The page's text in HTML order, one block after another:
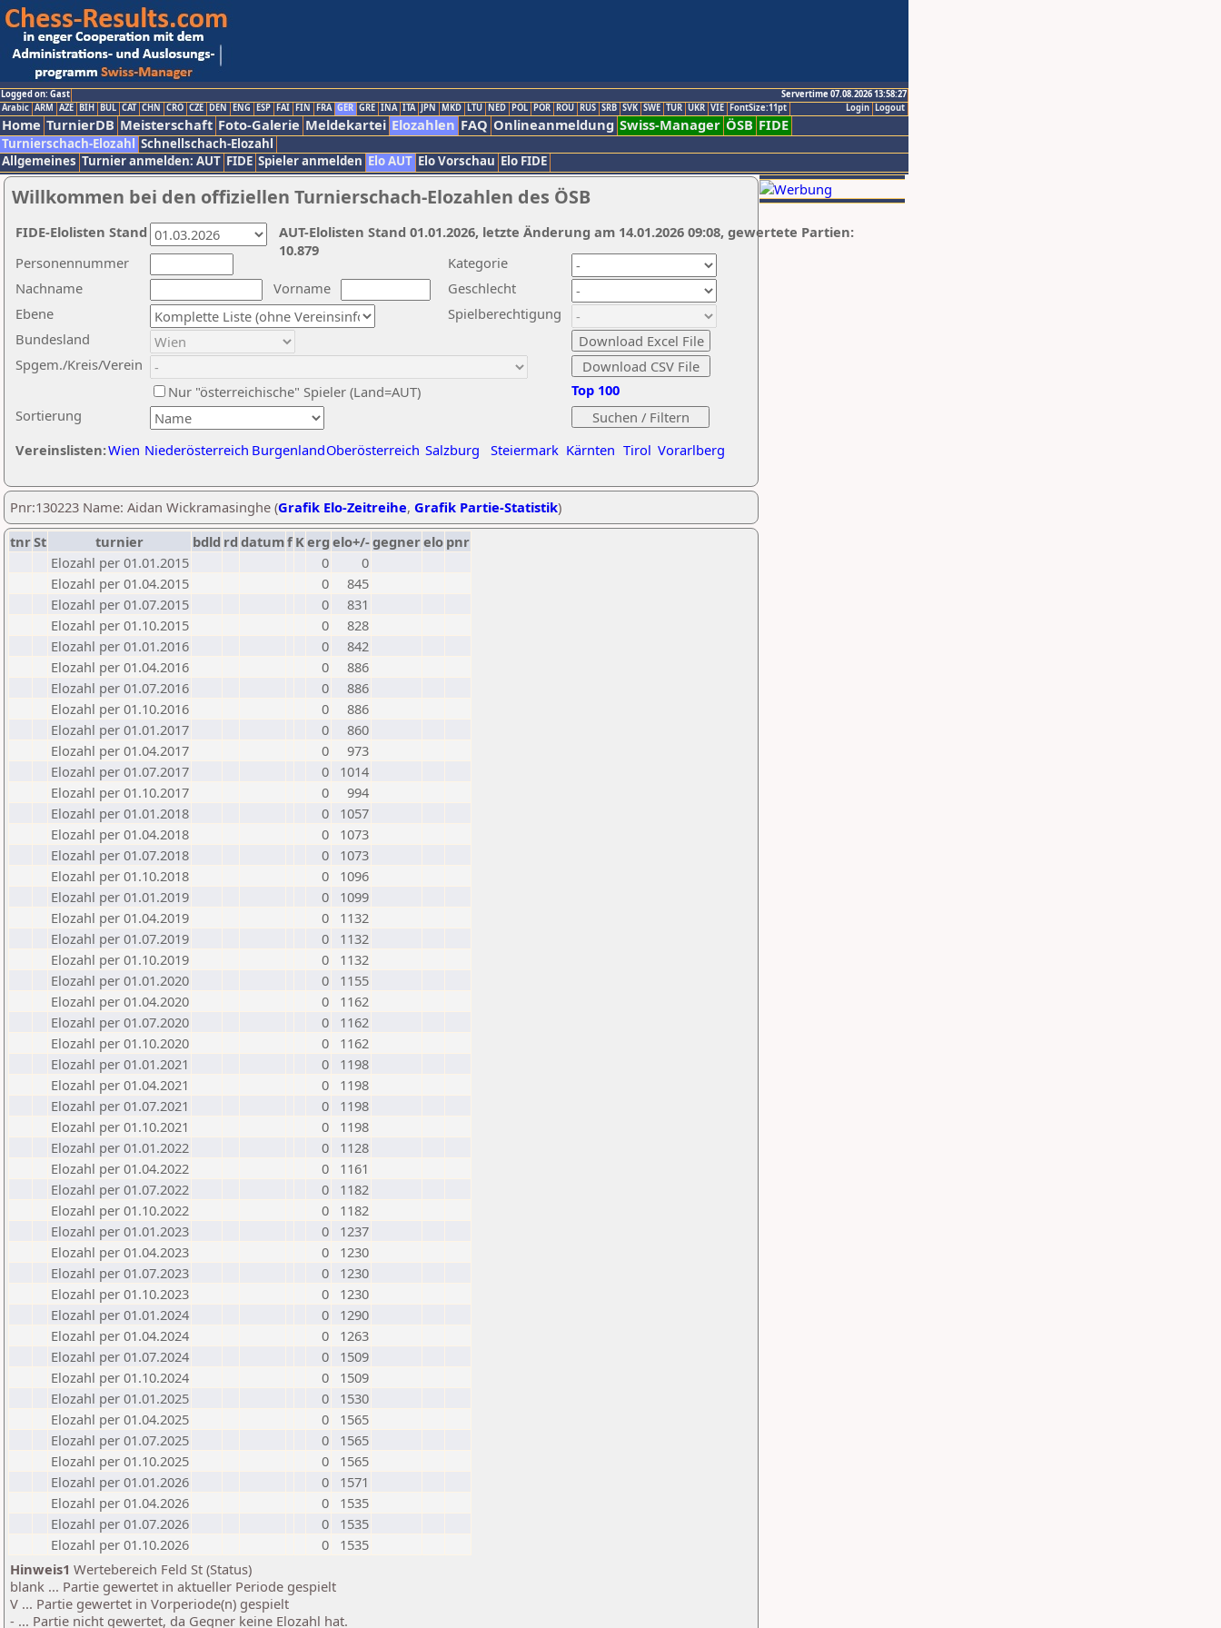
Logged on: Gast
Servertime 07.08.2026 13:58:27
Logout
Login
Arabic ARM AZE BIH BUL CAT CHN CRO CZE DEN ENG ESP FAI FIN FRA GER GRE INA ITA JPN MKD LTU NED POL POR ROU RUS SRB SVK SWE TUR UKR VIE FontSize:11pt
Home TurnierDB Meisterschaft Foto-Galerie Meldekartei Elozahlen FAQ Onlineanmeldung Swiss-Manager ÖSB FIDE
Turnierschach-Elozahl Schnellschach-Elozahl
Allgemeines Turnier anmelden: AUT FIDE Spieler anmelden Elo AUT Elo Vorschau Elo FIDE
Willkommen bei den offiziellen Turnierschach-Elozahlen des ÖSB
Nachname
Vorname
Ebene
Kategorie
Sortierung
Personennummer
Bundesland
Spgem./Kreis/Verein
Geschlecht
Nur "österreichische" Spieler (Land=AUT)
Spielberechtigung
Vereinslisten:Wien Niederösterreich BurgenlandOberösterreich Salzburg Steiermark Kärnten Tirol Vorarlberg
Top 100
AUT-Elolisten Stand 01.01.2026, letzte Änderung am 14.01.2026 09:08, gewertete Partien:
10.879
FIDE-Elolisten Stand
Pnr:130223 Name: Aidan Wickramasinghe (Grafik Elo-Zeitreihe, Grafik Partie-Statistik)
tnrSt turnier bdld rd datumf Kerg elo+/-gegnerelo pnr
Elozahl per 01.01.2015
0
0
Elozahl per 01.04.2015
0
845
Elozahl per 01.07.2015
0
831
Elozahl per 01.10.2015
0
828
Elozahl per 01.01.2016
0
842
Elozahl per 01.04.2016
0
886
Elozahl per 01.07.2016
0
886
Elozahl per 01.10.2016
0
886
Elozahl per 01.01.2017
0
860
Elozahl per 01.04.2017
0
973
Elozahl per 01.07.2017
0
1014
Elozahl per 01.10.2017
0
994
Elozahl per 01.01.2018
0
1057
Elozahl per 01.04.2018
0
1073
Elozahl per 01.07.2018
0
1073
Elozahl per 01.10.2018
0
1096
Elozahl per 01.01.2019
0
1099
Elozahl per 01.04.2019
0
1132
Elozahl per 01.07.2019
0
1132
Elozahl per 01.10.2019
0
1132
Elozahl per 01.01.2020
0
1155
Elozahl per 01.04.2020
0
1162
Elozahl per 01.07.2020
0
1162
Elozahl per 01.10.2020
0
1162
Elozahl per 01.01.2021
0
1198
Elozahl per 01.04.2021
0
1198
Elozahl per 01.07.2021
0
1198
Elozahl per 01.10.2021
0
1198
Elozahl per 01.01.2022
0
1128
Elozahl per 01.04.2022
0
1161
Elozahl per 01.07.2022
0
1182
Elozahl per 01.10.2022
0
1182
Elozahl per 01.01.2023
0
1237
Elozahl per 01.04.2023
0
1230
Elozahl per 01.07.2023
0
1230
Elozahl per 01.10.2023
0
1230
Elozahl per 01.01.2024
0
1290
Elozahl per 01.04.2024
0
1263
Elozahl per 01.07.2024
0
1509
Elozahl per 01.10.2024
0
1509
Elozahl per 01.01.2025
0
1530
Elozahl per 01.04.2025
0
1565
Elozahl per 01.07.2025
0
1565
Elozahl per 01.10.2025
0
1565
Elozahl per 01.01.2026
0
1571
Elozahl per 01.04.2026
0
1535
Elozahl per 01.07.2026
0
1535
Elozahl per 01.10.2026
0
1535
Hinweis1 Wertebereich Feld St (Status)
blank ... Partie gewertet in aktueller Periode gespielt
V ... Partie gewertet in Vorperiode(n) gespielt
- ... Partie nicht gewertet, da Gegner keine Elozahl hat.